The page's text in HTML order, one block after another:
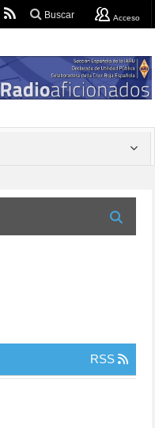
Buscar Acceso
RSS